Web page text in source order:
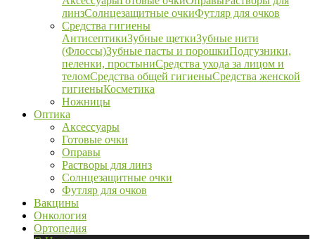
линзСолнцезащитные очкиФутляр для очков
Средства гигиены
АнтисептикиЗубные щеткиЗубные нити
(Флоссы)Зубные пасты и порошкиПодгузники,
пеленки, простыниСредства ухода за лицом и
теломСредства общей гигиеныСредства женской
гигиеныКосметика
Ножницы
Оптика
Аксессуары
Готовые очки
Оправы
Растворы для линз
Солнцезащитные очки
Футляр для очков
Вакцины
Онкология
Ортопедия